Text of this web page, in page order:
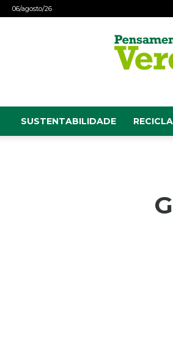
06/agosto/26
SUSTENTABILIDADE